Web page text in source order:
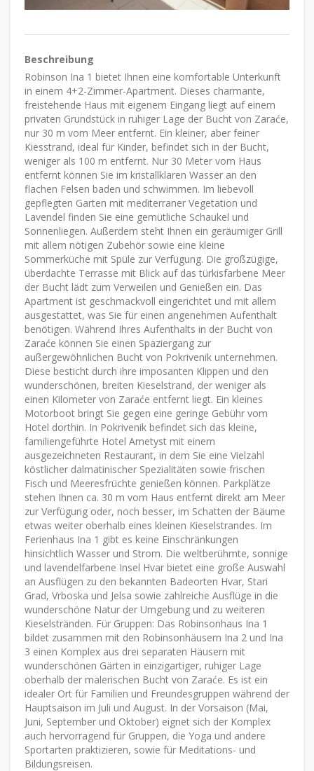
Beschreibung
Robinson Ina 1 bietet Ihnen eine komfortable Unterkunft
in einem 4+2-Zimmer-Apartment. Dieses charmante,
freistehende Haus mit eigenem Eingang liegt auf einem
privaten Grundstück in ruhiger Lage der Bucht von Zaraće,
nur 30 m vom Meer entfernt. Ein kleiner, aber feiner
Kiesstrand, ideal für Kinder, befindet sich in der Bucht,
weniger als 100 m entfernt. Nur 30 Meter vom Haus
entfernt können Sie im kristallklaren Wasser an den
flachen Felsen baden und schwimmen. Im liebevoll
gepflegten Garten mit mediterraner Vegetation und
Lavendel finden Sie eine gemütliche Schaukel und
Sonnenliegen. Außerdem steht Ihnen ein geräumiger Grill
mit allem nötigen Zubehör sowie eine kleine
Sommerküche mit Spüle zur Verfügung. Die großzügige,
überdachte Terrasse mit Blick auf das türkisfarbene Meer
der Bucht lädt zum Verweilen und Genießen ein. Das
Apartment ist geschmackvoll eingerichtet und mit allem
ausgestattet, was Sie für einen angenehmen Aufenthalt
benötigen. Während Ihres Aufenthalts in der Bucht von
Zaraće können Sie einen Spaziergang zur
außergewöhnlichen Bucht von Pokrivenik unternehmen.
Diese besticht durch ihre imposanten Klippen und den
wunderschönen, breiten Kieselstrand, der weniger als
einen Kilometer von Zaraće entfernt liegt. Ein kleines
Motorboot bringt Sie gegen eine geringe Gebühr vom
Hotel dorthin. In Pokrivenik befindet sich das kleine,
familiengeführte Hotel Ametyst mit einem
ausgezeichneten Restaurant, in dem Sie eine Vielzahl
köstlicher dalmatinischer Spezialitäten sowie frischen
Fisch und Meeresfrüchte genießen können. Parkplätze
stehen Ihnen ca. 30 m vom Haus entfernt direkt am Meer
zur Verfügung oder, noch besser, im Schatten der Bäume
etwas weiter oberhalb eines kleinen Kieselstrandes. Im
Ferienhaus Ina 1 gibt es keine Einschränkungen
hinsichtlich Wasser und Strom. Die weltberühmte, sonnige
und lavendelfarbene Insel Hvar bietet eine große Auswahl
an Ausflügen zu den bekannten Badeorten Hvar, Stari
Grad, Vrboska und Jelsa sowie zahlreiche Ausflüge in die
wunderschöne Natur der Umgebung und zu weiteren
Kieselstränden. Für Gruppen: Das Robinsonhaus Ina 1
bildet zusammen mit den Robinsonhäusern Ina 2 und Ina
3 einen Komplex aus drei separaten Häusern mit
wunderschönen Gärten in einzigartiger, ruhiger Lage
oberhalb der malerischen Bucht von Zaraće. Es ist ein
idealer Ort für Familien und Freundesgruppen während der
Hauptsaison im Juli und August. In der Vorsaison (Mai,
Juni, September und Oktober) eignet sich der Komplex
auch hervorragend für Gruppen, die Yoga und andere
Sportarten praktizieren, sowie für Meditations- und
Bildungsreisen.